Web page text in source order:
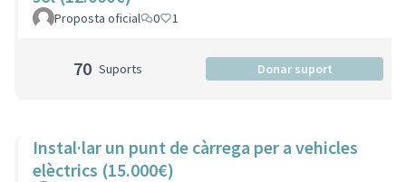
Proposta oficial 0 1
70 Suports Donar suport
Instal·lar un punt de càrrega per a vehicles
elèctrics (15.000€)